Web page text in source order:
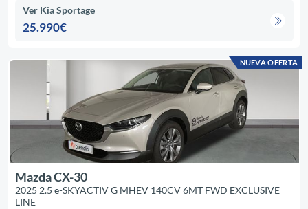
Ver Kia Sportage
25.990€
NUEVA OFERTA
Mazda CX-30
2025 2.5 e-SKYACTIV G MHEV 140CV 6MT FWD EXCLUSIVE
LINE